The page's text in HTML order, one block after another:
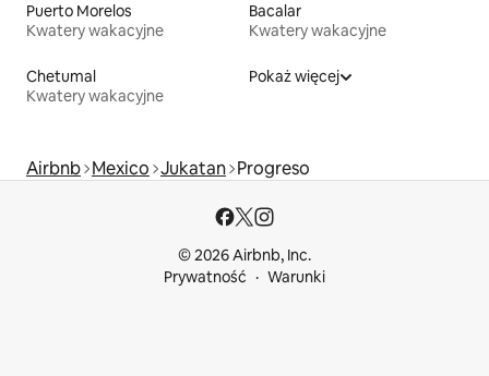
Puerto Morelos
Kwatery wakacyjne
Bacalar
Kwatery wakacyjne
Chetumal
Kwatery wakacyjne
Pokaż więcej
Airbnb Mexico Jukatan Progreso
© 2026 Airbnb, Inc.
Prywatność
Warunki